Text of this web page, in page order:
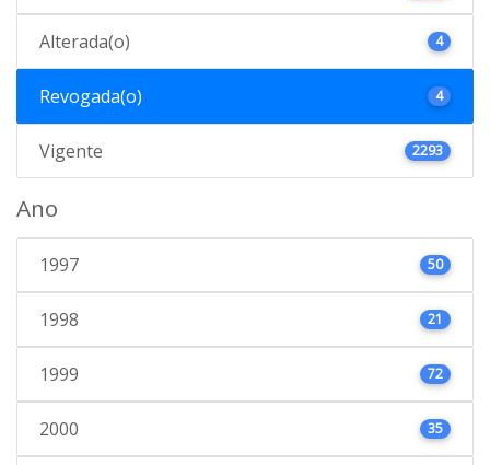
Alterada(o) 4
Revogada(o) 4
Vigente 2293
Ano
1997 50
1998 21
1999 72
2000 35